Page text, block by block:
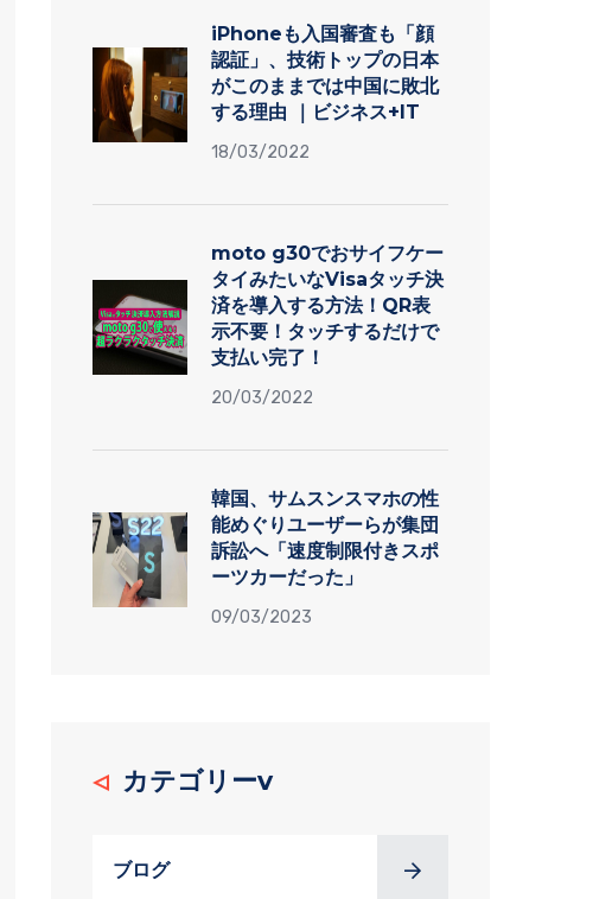
iPhoneも入国審査も「顔
認証」、技術トップの日本
がこのままでは中国に敗北
する理由 ｜ビジネス+IT
18/03/2022
moto g30でおサイフケー
タイみたいなVisaタッチ決
済を導入する方法！QR表
示不要！タッチするだけで
支払い完了！
20/03/2022
韓国、サムスンスマホの性
能めぐりユーザーらが集団
訴訟へ「速度制限付きスポ
ーツカーだった」
09/03/2023
カテゴリーv
ブログ